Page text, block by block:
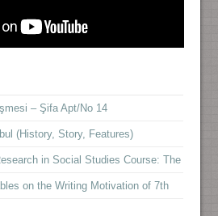
– Şifa Apt/No 14
(History, Story, Features)
in Social Studies Course: The
on the Writing Motivation of 7th